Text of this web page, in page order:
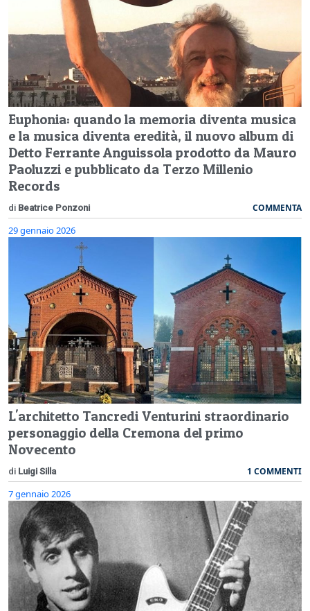
Euphonia: quando la memoria diventa musica
e la musica diventa eredità, il nuovo album di
Detto Ferrante Anguissola prodotto da Mauro
Paoluzzi e pubblicato da Terzo Millenio
Records
di Beatrice Ponzoni COMMENTA
29 gennaio 2026
L'architetto Tancredi Venturini straordinario
personaggio della Cremona del primo
Novecento
di Luigi Silla 1 COMMENTI
7 gennaio 2026